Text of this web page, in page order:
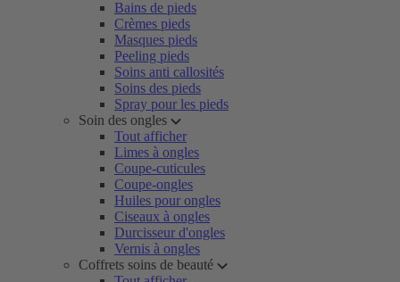
Bains de pieds
Crèmes pieds
Masques pieds
Peeling pieds
Soins anti callosités
Soins des pieds
Spray pour les pieds
Soin des ongles
Tout afficher
Limes à ongles
Coupe-cuticules
Coupe-ongles
Huiles pour ongles
Ciseaux à ongles
Durcisseur d'ongles
Vernis à ongles
Coffrets soins de beauté